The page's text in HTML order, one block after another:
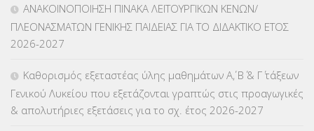
ΜΕΤΑΘΕΣΕΙΣ-ΤΟΠΟΘΕΤΗΣΕΙΣ ΒΕΛΤΙΩΣΕΙΣ(319)
ΜΕΤΑΦΟΡΑ ΜΑΘΗΤΩΝ(3)
ΑΝΑΚΟΙΝΟΠΟΙΗΣΗ ΠΙΝΑΚΑ ΛΕΙΤΟΥΡΓΙΚΩΝ ΚΕΝΩΝ/
ΠΛΕΟΝΑΣΜΑΤΩΝ ΓΕΝΙΚΗΣ ΠΑΙΔΕΙΑΣ ΓΙΑ ΤΟ ΔΙΔΑΚΤΙΚΟ ΕΤΟΣ
2026-2027
Καθορισμός εξεταστέας ύλης μαθημάτων Α΄, Β΄ & Γ΄ τάξεων
Γενικού Λυκείου που εξετάζονται γραπτώς στις προαγωγικές
& απολυτήριες εξετάσεις για το σχ. έτος 2026-2027